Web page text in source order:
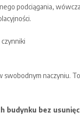
podciągania,
swobodnym naczyniu.
budynku bez